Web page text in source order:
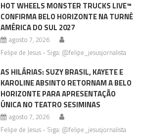
HOT WHEELS MONSTER TRUCKS LIVE™
CONFIRMA BELO HORIZONTE NA TURNÊ
AMÉRICA DO SUL 2027
agosto 7, 2026
Felipe de Jesus - Siga: @felipe_jesusjornalista
AS HILÁRIAS: SUZY BRASIL, KAYETE E
KAROLINE ABSINTO RETORNAM A BELO
HORIZONTE PARA APRESENTAÇÃO
ÚNICA NO TEATRO SESIMINAS
agosto 7, 2026
Felipe de Jesus - Siga: @felipe_jesusjornalista